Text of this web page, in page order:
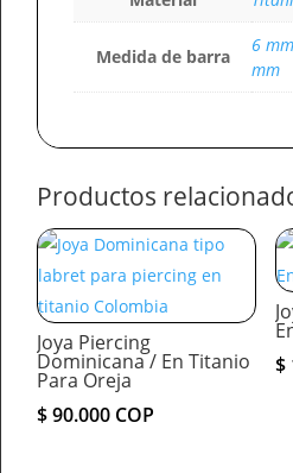
Medida de barra
6 mm
mm
Productos
Joya Piercing
Dominicana / En Titanio
Para Oreja
$90.000 COP
$